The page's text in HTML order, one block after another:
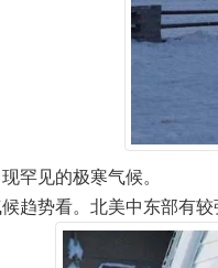
罕见的极寒气候。
趋势看。北美中东部有较